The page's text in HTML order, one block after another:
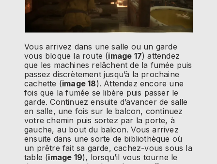
Vous arrivez dans une salle ou un garde
vous bloque la route (image 17) attendez
que les machines relâchent de la fumée puis
passez discrètement jusqu’à la prochaine
cachette (image 18). Attendez encore une
fois que la fumée se libère puis passer le
garde. Continuez ensuite d’avancer de salle
en salle, une fois sur le balcon, continuez
votre chemin puis sortez par la porte, à
gauche, au bout du balcon. Vous arrivez
ensuite dans une sorte de bibliothèque où
un prêtre fait sa garde, cachez-vous sous la
table (image 19), lorsqu’il vous tourne le